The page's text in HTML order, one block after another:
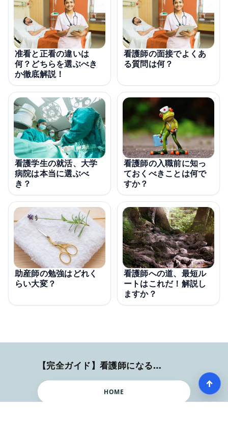
准看と正看の違いは
何？どちらを選ぶべき
か徹底解説！
看護師の面接でよくあ
る質問は何？
看護学生の就活、大学
病院は本当に選ぶべ
き？
看護師の入職前に知っ
ておくべきことは何で
すか？
助産師の勉強はどれく
らい大変？
看護師への道、最短ル
ートはこれだ！解説し
ますか？
【完全ガイド】看護師になるまでのステップ＆スケジュール
HOME
↑